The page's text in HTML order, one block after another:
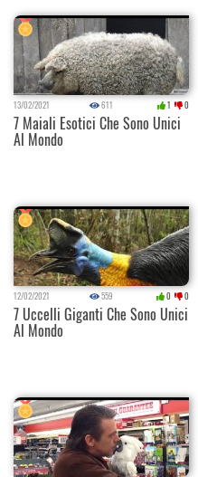
13/02/2021 611 1 0
7 Maiali Esotici Che Sono Unici
Al Mondo
12/02/2021 559 0 0
7 Uccelli Giganti Che Sono Unici
Al Mondo